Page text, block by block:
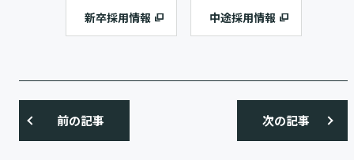
新卒採用情報 中途採用情報
前の記事 次の記事